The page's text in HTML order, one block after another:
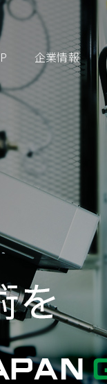
企業情報